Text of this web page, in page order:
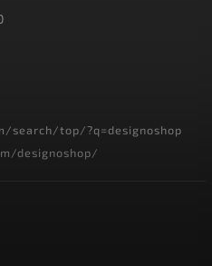
search/top/?q=designoshop
designoshop/